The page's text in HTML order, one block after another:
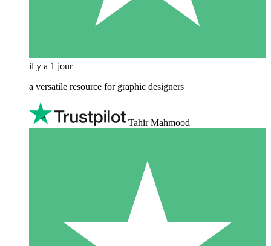
il y a 1 jour
a versatile resource for graphic designers
Tahir Mahmood